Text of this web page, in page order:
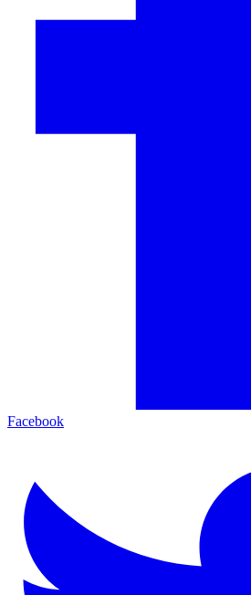
Facebook